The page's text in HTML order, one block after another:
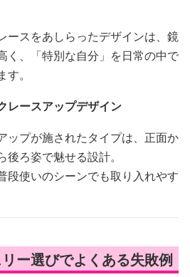
ースをあしらったデザインは、鏡
く、「特別な自分」を日常の中で
。
レースアップデザイン
ップが施されたタイプは、正面か
ろ姿で魅せる設計。
段使いのシーンでも取り入れやす
ー選びでよくある失敗例